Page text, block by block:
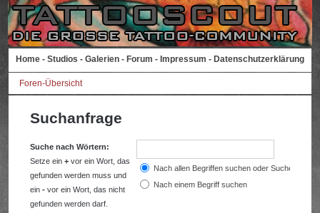
Home - Studios - Galerien - Forum - Impressum - Datenschutzerklärung
Foren-Übersicht
Suchanfrage
Suche nach Wörtern:
Setze ein+ vor ein Wort, das
gefunden werden muss und
ein- vor ein Wort, das nicht
gefunden werden darf.
Nach allen Begriffen suchen oder Suche wie
Nach einem Begriff suchen